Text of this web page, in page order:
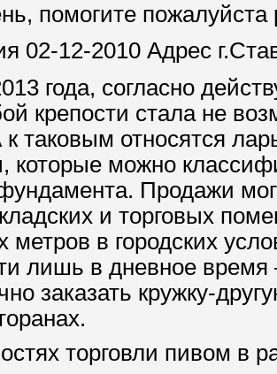
помогите пожалуйста
02-12-2010 Адрес
года, согласно
крепости стала не
таковым относятся
которые можно
Продажи
и торговых
метров в городских
лишь в дневное время
заказать кружку-
торговли пивом в